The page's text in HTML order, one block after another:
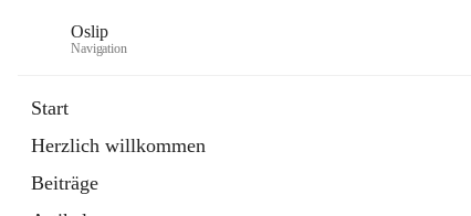
Oslip
Navigation
Start
Herzlich willkommen
Beiträge